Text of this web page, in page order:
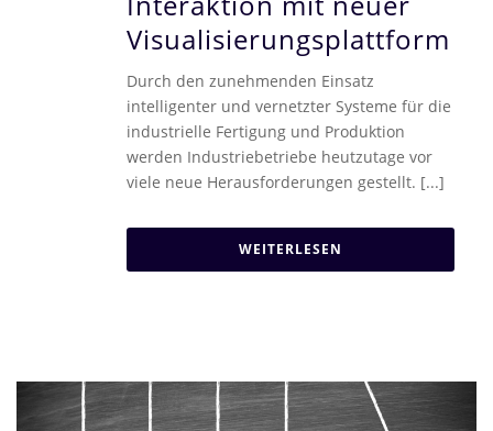
Visualisierungsplattform
Durch den zunehmenden Einsatz
intelligenter und vernetzter Systeme für die
industrielle Fertigung und Produktion
werden Industriebetriebe heutzutage vor
viele neue Herausforderungen gestellt. [...]
WEITERLESEN